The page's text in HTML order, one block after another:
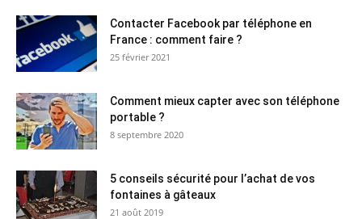
Contacter Facebook par téléphone en
France : comment faire ?
25 février 2021
Comment mieux capter avec son téléphone
portable ?
8 septembre 2020
5 conseils sécurité pour l’achat de vos
fontaines à gâteaux
21 août 2019